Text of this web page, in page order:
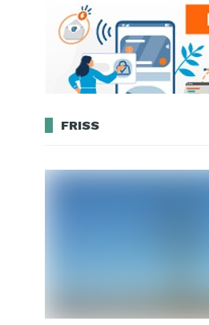
FRISS